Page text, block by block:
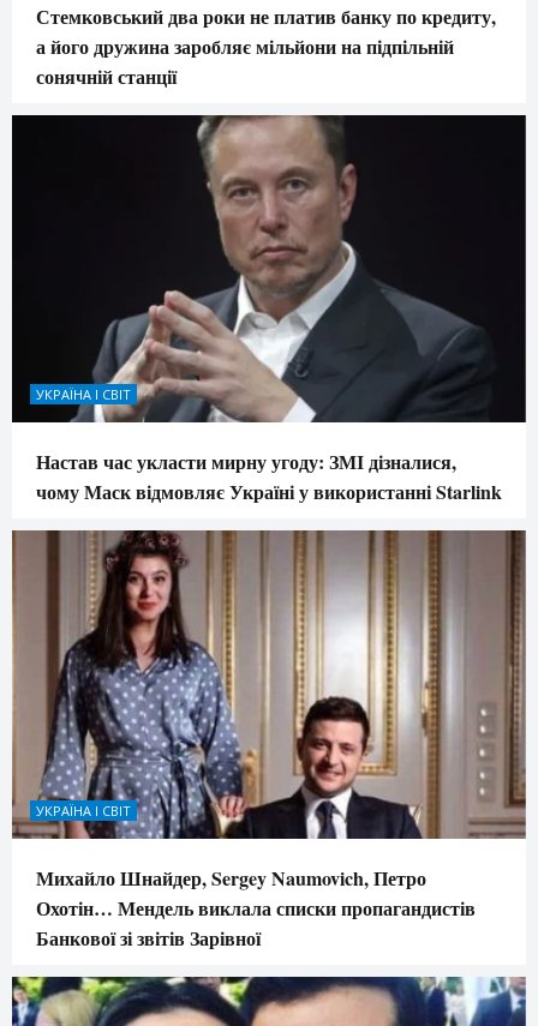
Стемковський два роки не платив банку по кредиту,
а його дружина заробляє мільйони на підпільній
сонячній станції
УКРАЇНА І СВІТ
Настав час укласти мирну угоду: ЗМІ дізналися,
чому Маск відмовляє Україні у використанні Starlink
УКРАЇНА І СВІТ
Михайло Шнайдер, Sergey Naumovich, Петро
Охотін… Мендель виклала списки пропагандистів
Банкової зі звітів Зарівної